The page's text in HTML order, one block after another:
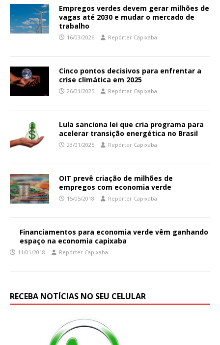
Empregos verdes devem gerar milhões de
vagas até 2030 e mudar o mercado de
trabalho
16/03/2026 Repórter Capixaba
Cinco pontos decisivos para enfrentar a
crise climática em 2025
26/01/2025 Repórter Capixaba
Lula sanciona lei que cria programa para
acelerar transição energética no Brasil
23/01/2025 Repórter Capixaba
OIT prevê criação de milhões de
empregos com economia verde
15/05/2018 Repórter Capixaba
Financiamentos para economia verde vêm ganhando
espaço na economia capixaba
11/01/2018 Repórter Capixaba
RECEBA NOTÍCIAS NO SEU CELULAR